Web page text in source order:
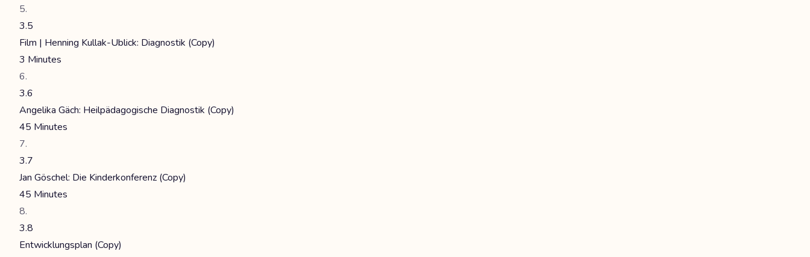
3.5
Film | Henning Kullak-Ublick: Diagnostik (Copy)
3 Minutes
3.6
Angelika Gäch: Heilpädagogische Diagnostik (Copy)
45 Minutes
3.7
Jan Göschel: Die Kinderkonferenz (Copy)
45 Minutes
3.8
Entwicklungsplan (Copy)